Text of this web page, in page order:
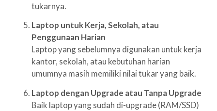
tukarnya.
Laptop untuk Kerja, Sekolah, atau
Penggunaan Harian
Laptop yang sebelumnya digunakan untuk kerja
kantor, sekolah, atau kebutuhan harian
umumnya masih memiliki nilai tukar yang baik.
Laptop dengan Upgrade atau Tanpa Upgrade
Baik laptop yang sudah di-upgrade (RAM/SSD)